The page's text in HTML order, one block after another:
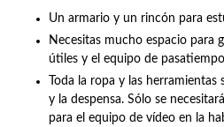
Un armario y un rincón para
Necesitas mucho espacio para
útiles y el equipo de
Toda la ropa y las
y la despensa. Sólo se
para el equipo de vídeo en la